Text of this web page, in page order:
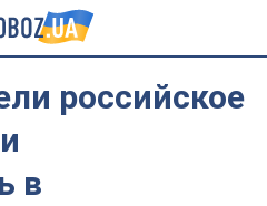
российское
в